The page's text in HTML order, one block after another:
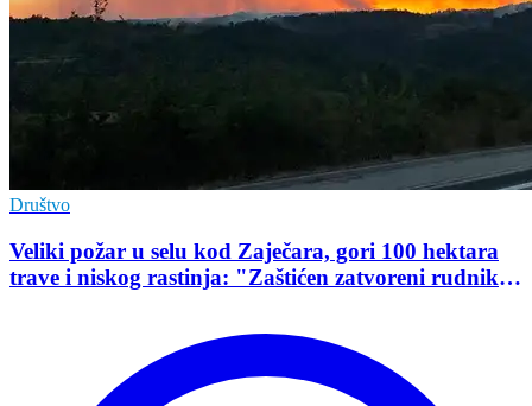
Društvo
Veliki požar u selu kod Zaječara, gori 100 hektara
trave i niskog rastinja: "Zaštićen zatvoreni rudnik